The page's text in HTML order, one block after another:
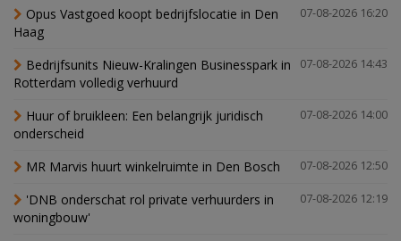
07-08-2026 16:20
Opus Vastgoed koopt bedrijfslocatie in Den
Haag
07-08-2026 14:43
Bedrijfsunits Nieuw-Kralingen Businesspark in
Rotterdam volledig verhuurd
07-08-2026 14:00
Huur of bruikleen: Een belangrijk juridisch
onderscheid
07-08-2026 12:50
MR Marvis huurt winkelruimte in Den Bosch
07-08-2026 12:19
'DNB onderschat rol private verhuurders in
woningbouw'